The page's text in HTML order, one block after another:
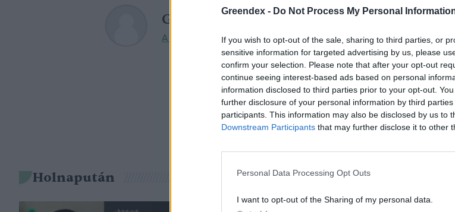
Greendex - Do Not Process My Personal
If you wish to opt-out of the sale, sharing to third parties, or
sensitive information for targeted advertising by us, please
confirm your selection. Please note that after your opt-out
continue seeing interest-based ads based on personal
information disclosed to third parties prior to your opt-out.
further disclosure of your personal information by third parties
participants. This information may also be disclosed by us to
Downstream Participants that may further disclose it to other
Personal Data Processing Opt Outs
I want to opt-out of the Sharing of my personal data.
Greendex Szemle
A szerző további cikkei
Holnapután